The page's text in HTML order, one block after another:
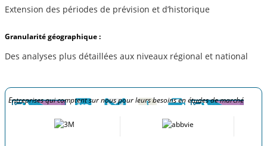
Extension des périodes de prévision et d’historique
Granularité géographique :
Des analyses plus détaillées aux niveaux régional et national
Entreprises qui comptent sur nous pour leurs besoins en études de marché